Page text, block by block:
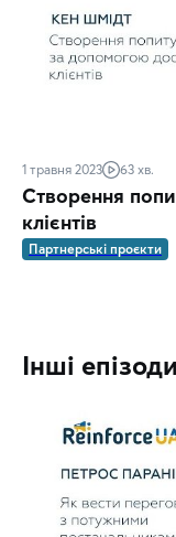
1 травня 2023 63 хв.
Створення
клієнтів
Партнерські проєкти
Інші